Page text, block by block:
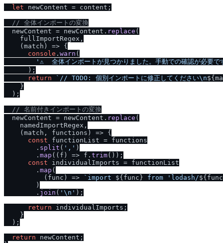
let newContent = content;
/ / 全体インポートの変換
  newContent = newContent.
replace (
    fullImportRegex,
( match ) => {
console . warn (
'⚠️  全体インポートが見つかりました。手動での確認が必要
      );
return
` / / TODO: 個別インポートに修正してください\n
    }
  );
/ / 名前付きインポートの変換
  newContent = newContent.
replace (
    namedImportRegex,
( match, functions ) => {
const functionList = functions
        .
split ( ',' )
        .
map ( ( f ) => f. trim());
const individualImports = functionList
        .
map (
( func ) => `import ${func} from 'lodash /
        )
        .
join ( '\n' );
return individualImports;
    }
  );
return newContent;